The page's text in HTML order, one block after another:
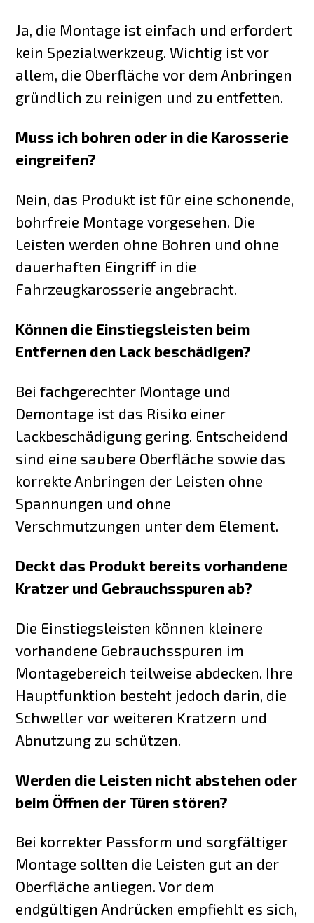
Ja, die Montage ist einfach und erfordert
kein Spezialwerkzeug. Wichtig ist vor
allem, die Oberfläche vor dem Anbringen
gründlich zu reinigen und zu entfetten.
Muss ich bohren oder in die Karosserie
eingreifen?
Nein, das Produkt ist für eine schonende,
bohrfreie Montage vorgesehen. Die
Leisten werden ohne Bohren und ohne
dauerhaften Eingriff in die
Fahrzeugkarosserie angebracht.
Können die Einstiegsleisten beim
Entfernen den Lack beschädigen?
Bei fachgerechter Montage und
Demontage ist das Risiko einer
Lackbeschädigung gering. Entscheidend
sind eine saubere Oberfläche sowie das
korrekte Anbringen der Leisten ohne
Spannungen und ohne
Verschmutzungen unter dem Element.
Deckt das Produkt bereits vorhandene
Kratzer und Gebrauchsspuren ab?
Die Einstiegsleisten können kleinere
vorhandene Gebrauchsspuren im
Montagebereich teilweise abdecken. Ihre
Hauptfunktion besteht jedoch darin, die
Schweller vor weiteren Kratzern und
Abnutzung zu schützen.
Werden die Leisten nicht abstehen oder
beim Öffnen der Türen stören?
Bei korrekter Passform und sorgfältiger
Montage sollten die Leisten gut an der
Oberfläche anliegen. Vor dem
endgültigen Andrücken empfiehlt es sich,